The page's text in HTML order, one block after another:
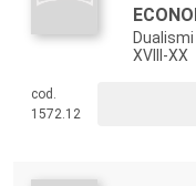
XVIII-XX
cod.
1572.12